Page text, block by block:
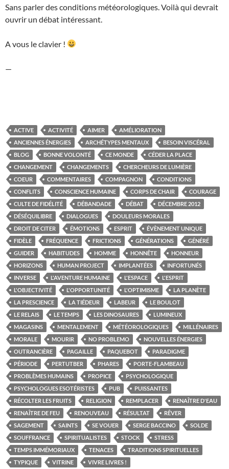
Sans parler des conditions météorologiques. Voilà qui devrait
ouvrir un débat intéressant.
A vous le clavier !
—
ACTIVE ACTIVITÉ AIMER
AMÉLIORATION
ANCIENNES ÉNERGIES
ARCHÉTYPES MENTAUX
BESOIN VISCÉRAL
BLOG
BONNE VOLONTÉ CE MONDE
CÉDER LA PLACE
CHANGEMENT
CHANGEMENTS
CHERCHEURS DE LUMIÈRE
COEUR
COMMENTAIRES COMPAGNON
CONDITIONS
CONFLITS
CONSCIENCE HUMAINE CORPS DE CHAIR
COURAGE
CULTE DE FIDÉLITÉ
DÉBANDADE DÉBAT
DÉCEMBRE 2012
DÉSÉQUILIBRE
DIALOGUES
DOULEURS MORALES
DROIT DE CITER
ÉMOTIONS ESPRIT
ÉVÈNEMENT UNIQUE
FIDÈLE
FRÉQUENCE FRICTIONS GÉNÉRATIONS
GÉNÉRÉ
GUIDER
HABITUDES HOMME HONNÊTE
HONNEUR
HORIZONS
HUMAN PROJECT IMPLANTÉES
INFORTUNÉS
INVERSE
L'AVENTURE HUMAINE L'ESPACE
L'ESPRIT
L'OBJECTIVITÉ
L'OPPORTUNITÉ L'OPTIMISME
LA PLANÈTE
LA PRESCIENCE
LA TIÉDEUR LABEUR
LE BOULOT
LE RELAIS
LE TEMPS LES DINOSAURES
LUMINEUX
MAGASINS
MENTALEMENT MÉTÉOROLOGIQUES
MILLÉNAIRES
MORALE
MOURIR NO PROBLEMO
NOUVELLES ÉNERGIES
OUTRANCIÈRE
PAGAILLE PAQUEBOT
PARADIGME
PÉRIODE
PERTUTBER PHARES
PORTE-FLAMBEAU
PROBLÈMES HUMAINS
PROPICE
PSYCHOLOGIQUE
PSYCHOLOGUES ESOTÉRISTES
PUB
PUISSANTES
RÉCOLTER LES FRUITS
RELIGION REMPLACER
RENAÎTRE D'EAU
RENAÎTRE DE FEU
RENOUVEAU RÉSULTAT
RÊVER
SAGEMENT
SAINTS SE VOUER SERGE BACCINO
SOLDE
SOUFFRANCE
SPIRITUALISTES STOCK
STRESS
TEMPS IMMÉMORIAUX
TENACES
TRADITIONS SPIRITUELLES
TYPIQUE
VITRINE VIVRE LIVRES !